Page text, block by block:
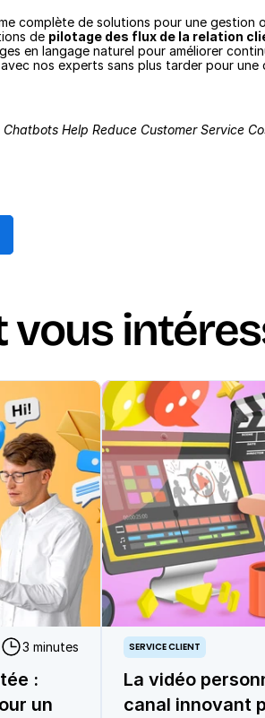
complète de solutions pour une gestion
de pilotage des flux de la relation
en langage naturel pour améliorer
avec nos experts sans plus tarder pour une
Help Reduce Customer Service
vous
:
un
3 minutes
La vidéo
canal innovant
SERVICE CLIENT